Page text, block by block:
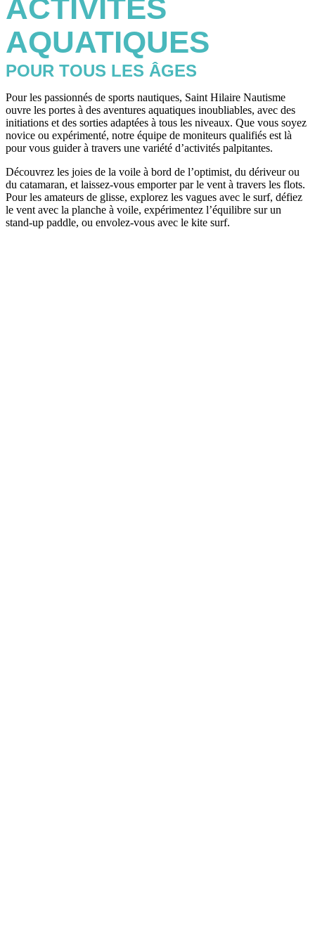
ACTIVITÉS
AQUATIQUES
POUR TOUS LES ÂGES
Pour les passionnés de sports nautiques, Saint Hilaire Nautisme
ouvre les portes à des aventures aquatiques inoubliables, avec des
initiations et des sorties adaptées à tous les niveaux. Que vous soyez
novice ou expérimenté, notre équipe de moniteurs qualifiés est là
pour vous guider à travers une variété d’activités palpitantes.
Découvrez les joies de la voile à bord de l’optimist, du dériveur ou
du catamaran, et laissez-vous emporter par le vent à travers les flots.
Pour les amateurs de glisse, explorez les vagues avec le surf, défiez
le vent avec la planche à voile, expérimentez l’équilibre sur un
stand-up paddle, ou envolez-vous avec le kite surf.